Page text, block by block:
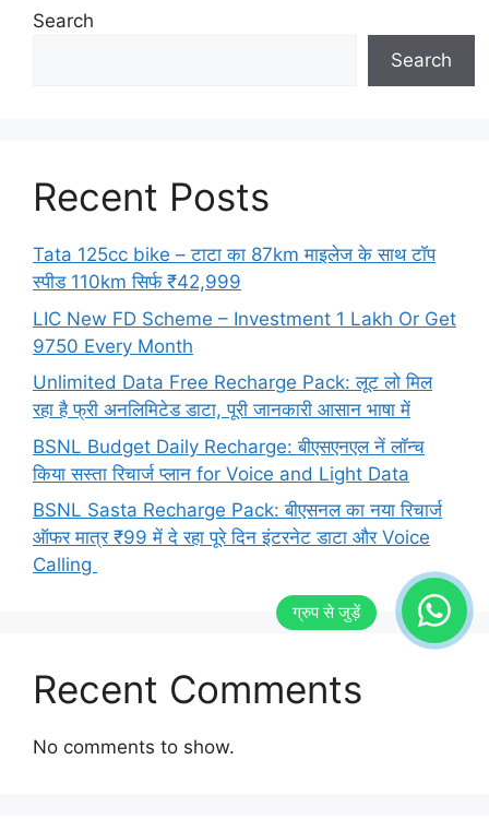
Search
Search
Recent Posts
Tata 125cc bike – टाटा का 87km माइलेज के साथ टॉप
स्पीड 110km सिर्फ ₹42,999
LIC New FD Scheme – Investment 1 Lakh Or Get
9750 Every Month
Unlimited Data Free Recharge Pack: लूट लो मिल
रहा है फ्री अनलिमिटेड डाटा, पूरी जानकारी आसान भाषा में
BSNL Budget Daily Recharge: बीएसएनएल नें लॉन्च
किया सस्ता रिचार्ज प्लान for Voice and Light Data
BSNL Sasta Recharge Pack: बीएसनल का नया रिचार्ज
ऑफर मात्र ₹99 में दे रहा पूरे दिन इंटरनेट डाटा और Voice
Calling
Recent Comments
No comments to show.